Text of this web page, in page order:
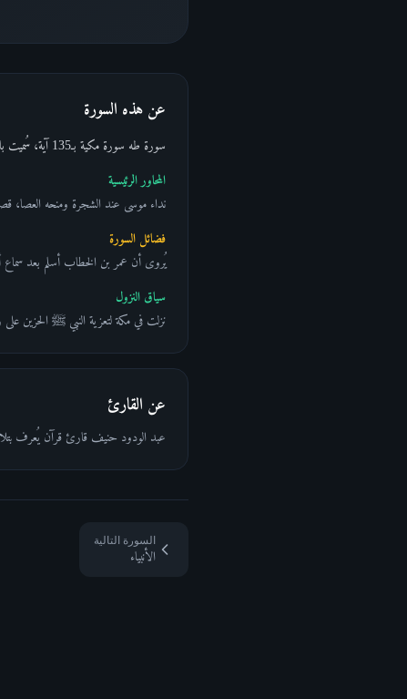
عن هذه السورة
سورة طه سورة مكية بـ135 آية، سُميت بالحرفين المقطعين "طه"، ومحورها السرد التفصيلي الثري لقصة موسى من ندائه عند الشجرة المتقدة إلى مواجهة فرعون والسحرة.
المحاور الرئيسية
نداء موسى عند الشجرة ومنحه العصا،
فضائل السورة
يُروى أن عمر بن الخطاب أسلم بعد سماع
سياق النزول
نزلت في مكة لتعزية النبي ﷺ الحزين
عن القارئ
عبد الودود حنيف قارئ قرآن يُعرف
السورة التالية
الأنبياء